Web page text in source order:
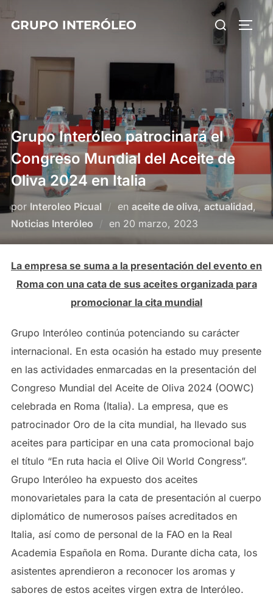
GRUPO INTERÓLEO Buscar:
Grupo Interóleo patrocinará el
Congreso Mundial del Aceite de
Oliva 2024 en Italia
por Interoleo Picual en aceite de oliva, actualidad,
Noticias Interóleo
en Publicado
el
20 marzo, 2023
La empresa se suma a la presentación del evento en
Roma con una cata de sus aceites organizada para
promocionar la cita mundial
Grupo Interóleo continúa potenciando su carácter
internacional. En esta ocasión ha estado muy presente
en las actividades enmarcadas en la presentación del
Congreso Mundial del Aceite de Oliva 2024 (OOWC)
celebrada en Roma (Italia). La empresa, que es
patrocinador Oro de la cita mundial, ha llevado sus
aceites para participar en una cata promocional bajo
el título “En ruta hacia el Olive Oil World Congress”.
Grupo Interóleo ha expuesto dos aceites
monovarietales para la cata de presentación al cuerpo
diplomático de numerosos países acreditados en
Italia, así como de personal de la FAO en la Real
Academia Española en Roma. Durante dicha cata, los
asistentes aprendieron a reconocer los aromas y
sabores de estos aceites virgen extra de Interóleo.